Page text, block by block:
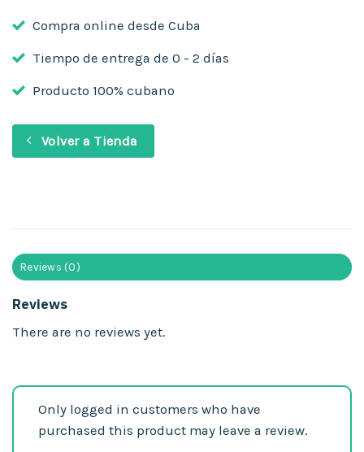
Compra online desde Cuba
Tiempo de entrega de 0 - 2 días
Producto 100% cubano
Volver a Tienda
Reviews (0)
Reviews
There are no reviews yet.
Only logged in customers who have
purchased this product may leave a review.